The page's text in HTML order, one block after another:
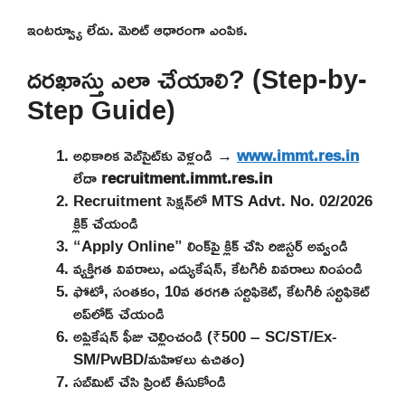
ఇంటర్వ్యూ లేదు. మెరిట్ ఆధారంగా ఎంపిక.
దరఖాస్తు ఎలా చేయాలి? (Step-by-
Step Guide)
అధికారిక వెబ్‌సైట్‌కు వెళ్లండి → www.immt.res.in
లేదాrecruitment.immt.res.in
Recruitment సెక్షన్‌లో MTS Advt. No. 02/2026
క్లిక్ చేయండి
“Apply Online” లింక్‌పై క్లిక్ చేసి రిజిస్టర్ అవ్వండి
వ్యక్తిగత వివరాలు, ఎడ్యుకేషన్, కేటగిరీ వివరాలు నింపండి
ఫోటో, సంతకం, 10వ తరగతి సర్టిఫికెట్, కేటగిరీ సర్టిఫికెట్
అప్‌లోడ్ చేయండి
అప్లికేషన్ ఫీజు చెల్లించండి (₹500 – SC/ST/Ex-
SM/PwBD/మహిళలు ఉచితం)
సబ్‌మిట్ చేసి ప్రింట్ తీసుకోండి